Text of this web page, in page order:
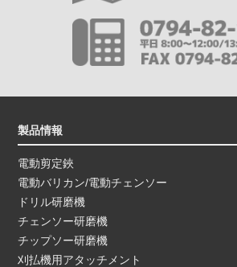
製品情報
電動剪定鋏
電動バリカン/電動チェンソー
ドリル研磨機
チェンソー研磨機
チップソー研磨機
刈払機用アタッチメント